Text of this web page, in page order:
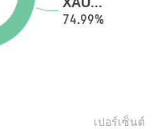
เปอร์เซ็นต์